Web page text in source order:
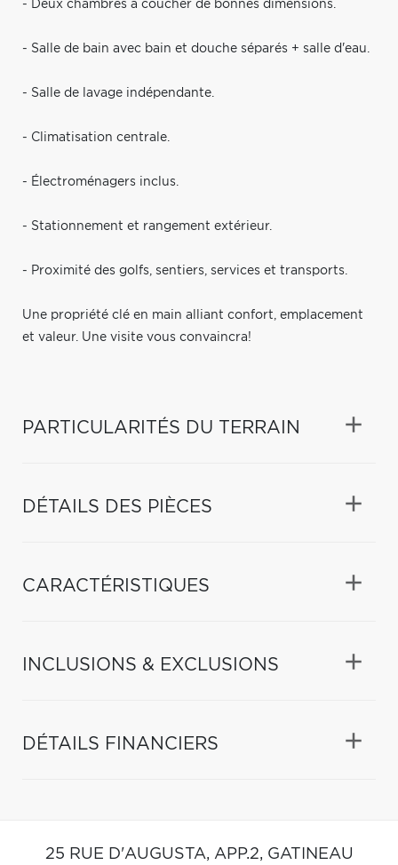
- Deux chambres à coucher de bonnes dimensions.
- Salle de bain avec bain et douche séparés + salle d'eau.
- Salle de lavage indépendante.
- Climatisation centrale.
- Électroménagers inclus.
- Stationnement et rangement extérieur.
- Proximité des golfs, sentiers, services et transports.
Une propriété clé en main alliant confort, emplacement
et valeur. Une visite vous convaincra!
PARTICULARITÉS DU TERRAIN
DÉTAILS DES PIÈCES
CARACTÉRISTIQUES
INCLUSIONS & EXCLUSIONS
DÉTAILS FINANCIERS
25 RUE D'AUGUSTA, APP.2, GATINEAU